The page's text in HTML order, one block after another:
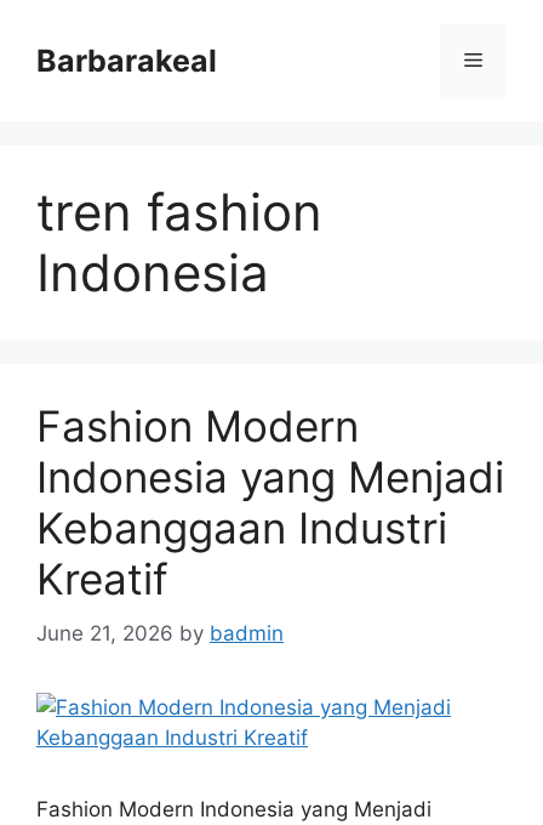
contentBarbarakeal Menu
tren fashion
Indonesia
Fashion Modern
Indonesia yang Menjadi
Kebanggaan Industri
Kreatif
June 21, 2026 by badmin
Fashion Modern Indonesia yang Menjadi